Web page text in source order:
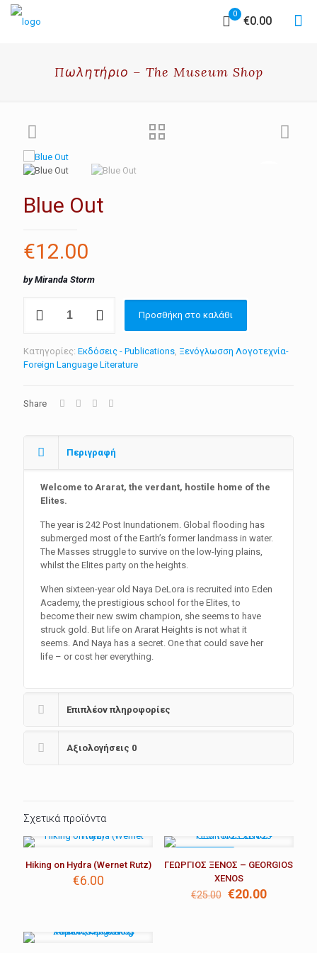
0
€0.00
Πωλητήριο – The Museum Shop
Blue Out
€12.00
by Miranda Storm
Προσθήκη στο καλάθι
Κατηγορίες: Εκδόσεις - Publications, Ξενόγλωσση Λογοτεχνία-
Foreign Language Literature
Share
Περιγραφή
Welcome to Ararat, the verdant, hostile home of the
Elites.
The year is 242 Post Inundationem. Global flooding has
submerged most of the Earth’s former landmass in water.
The Masses struggle to survive on the low-lying plains,
whilst the Elites party on the heights.
When sixteen-year old Naya DeLora is recruited into Eden
Academy, the prestigious school for the Elites, to
become their new swim champion, she seems to have
struck gold. But life on Ararat Heights is not what it
seems. And Naya has a secret. One that could save her
life – or cost her everything.
Επιπλέον πληροφορίες
Αξιολογήσεις 0
Σχετικά προϊόντα
Hiking on Hydra (Wernet Rutz)
€6.00
ΓΕΩΡΓΙΟΣ ΞΕΝΟΣ – GEORGIOS
XENOS
€25.00 Original
€20.00Η